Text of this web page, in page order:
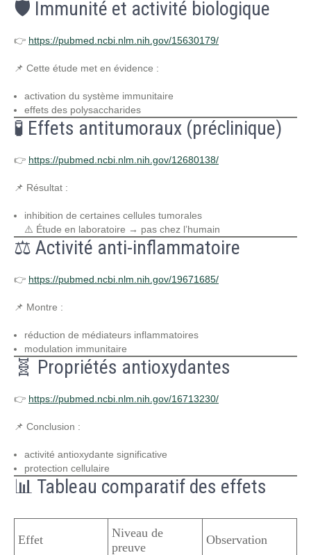
🛡️ Immunité et activité biologique
👉 https://pubmed.ncbi.nlm.nih.gov/15630179/
📌 Cette étude met en évidence :
activation du système immunitaire
effets des polysaccharides
🧪 Effets antitumoraux (préclinique)
👉 https://pubmed.ncbi.nlm.nih.gov/12680138/
📌 Résultat :
inhibition de certaines cellules tumorales
⚠️ Étude en laboratoire → pas chez l’humain
⚖️ Activité anti-inflammatoire
👉 https://pubmed.ncbi.nlm.nih.gov/19671685/
📌 Montre :
réduction de médiateurs inflammatoires
modulation immunitaire
🧬 Propriétés antioxydantes
👉 https://pubmed.ncbi.nlm.nih.gov/16713230/
📌 Conclusion :
activité antioxydante significative
protection cellulaire
📊 Tableau comparatif des effets
Effet
Niveau de
preuve
Observation